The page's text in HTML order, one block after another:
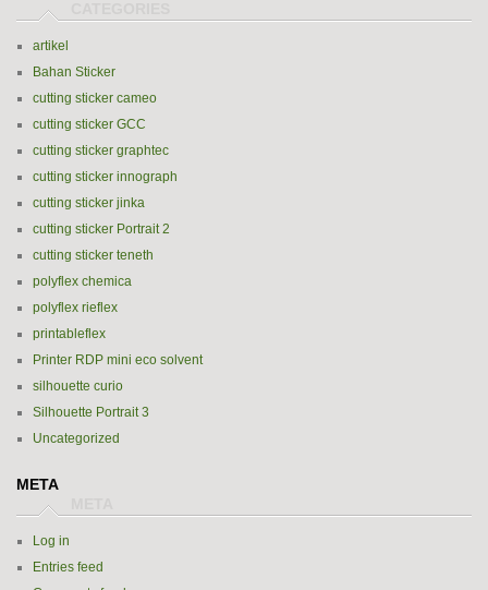
artikel
Bahan Sticker
cutting sticker cameo
cutting sticker GCC
cutting sticker graphtec
cutting sticker innograph
cutting sticker jinka
cutting sticker Portrait 2
cutting sticker teneth
polyflex chemica
polyflex rieflex
printableflex
Printer RDP mini eco solvent
silhouette curio
Silhouette Portrait 3
Uncategorized
META
Log in
Entries feed